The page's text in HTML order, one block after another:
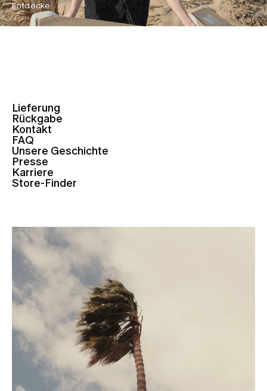
Entdecke
Lieferung
Rückgabe
Kontakt
FAQ
Unsere Geschichte
Presse
Karriere
Store-Finder